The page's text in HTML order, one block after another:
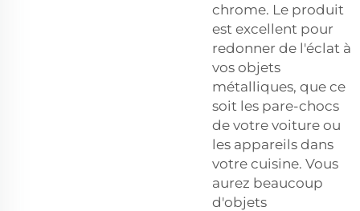
chrome. Le produit
est excellent pour
redonner de l'éclat à
vos objets
métalliques, que ce
soit les pare-chocs
de votre voiture ou
les appareils dans
votre cuisine. Vous
aurez beaucoup
d'objets